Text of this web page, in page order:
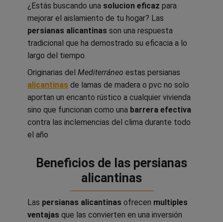
¿Estás buscando una solucion eficaz para
mejorar el aislamiento de tu hogar? Las
persianas alicantinas son una respuesta
tradicional que ha demostrado su eficacia a lo
largo del tiempo.
Originarias del Mediterráneo estas persianas
alicantinas de lamas de madera o pvc no solo
aportan un encanto rústico a cualquier vivienda
sino que funcionan como una barrera efectiva
contra las inclemencias del clima durante todo
el año
Beneficios de las persianas
alicantinas
Las persianas alicantinas ofrecen multiples
ventajas que las convierten en una inversión